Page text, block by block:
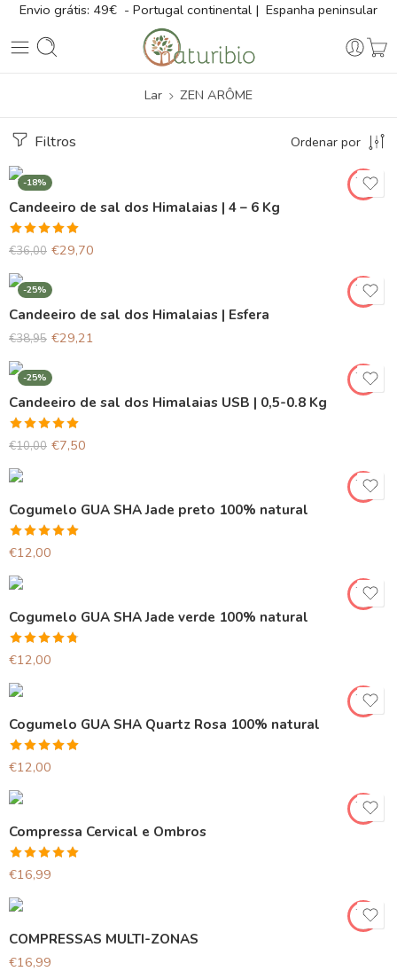
Envio grátis: 49€ - Portugal continental | Espanha peninsular
Lar ZEN ARÔME
Filtros Ordenar por
-18%
Candeeiro de sal dos Himalaias | 4 – 6 Kg
Avaliação
5.00
€36,00 €29,70
-25%
Candeeiro de sal dos Himalaias | Esfera
€38,95 €29,21
-25%
Candeeiro de sal dos Himalaias USB | 0,5-0.8 Kg
Avaliação
5.00
€10,00 €7,50
Cogumelo GUA SHA Jade preto 100% natural
Avaliação
5.00
€12,00
Cogumelo GUA SHA Jade verde 100% natural
Avaliação
4.75
€12,00
Cogumelo GUA SHA Quartz Rosa 100% natural
Avaliação
5.00
€12,00
Compressa Cervical e Ombros
Avaliação
5.00
€16,99
COMPRESSAS MULTI-ZONAS
€16,99